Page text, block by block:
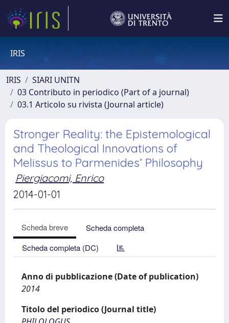
IRIS
IRIS
SIARI UNITN
03 Contributo in periodico (Part of a journal)
03.1 Articolo su rivista (Journal article)
Stronger Reality: the Epistemological
and Theological Innovations of
Melissus to Parmenides’ Philosophy
Piergiacomi, Enrico
2014-01-01
Scheda breve
Scheda completa
Scheda completa (DC)
Anno di pubblicazione (Date of publication)
2014
Titolo del periodico (Journal title)